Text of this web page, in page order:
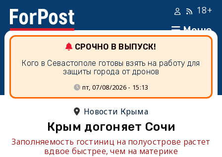
Меню
18+
СРОЧНО В ВЫПУСК!
Кого в Севастополе готовы взять на работу для
защиты города от дронов
пт, 07/08/2026 - 15:13
Новости Крыма
Крым догоняет Сочи
Заполняемость гостиниц на полуострове растет
вдвое быстрее, чем на материке